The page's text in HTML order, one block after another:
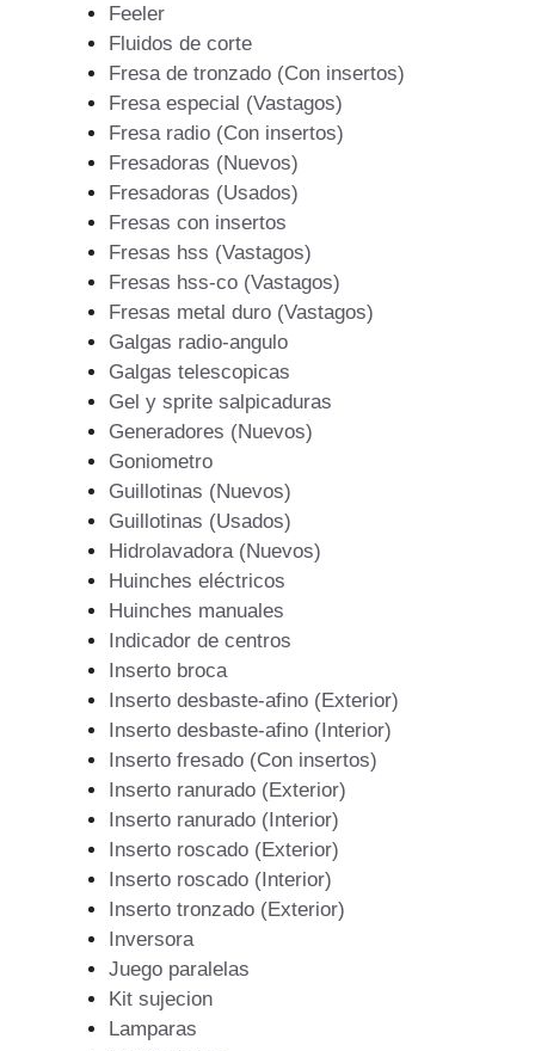
Feeler
Fluidos de corte
Fresa de tronzado (Con insertos)
Fresa especial (Vastagos)
Fresa radio (Con insertos)
Fresadoras (Nuevos)
Fresadoras (Usados)
Fresas con insertos
Fresas hss (Vastagos)
Fresas hss-co (Vastagos)
Fresas metal duro (Vastagos)
Galgas radio-angulo
Galgas telescopicas
Gel y sprite salpicaduras
Generadores (Nuevos)
Goniometro
Guillotinas (Nuevos)
Guillotinas (Usados)
Hidrolavadora (Nuevos)
Huinches eléctricos
Huinches manuales
Indicador de centros
Inserto broca
Inserto desbaste-afino (Exterior)
Inserto desbaste-afino (Interior)
Inserto fresado (Con insertos)
Inserto ranurado (Exterior)
Inserto ranurado (Interior)
Inserto roscado (Exterior)
Inserto roscado (Interior)
Inserto tronzado (Exterior)
Inversora
Juego paralelas
Kit sujecion
Lamparas